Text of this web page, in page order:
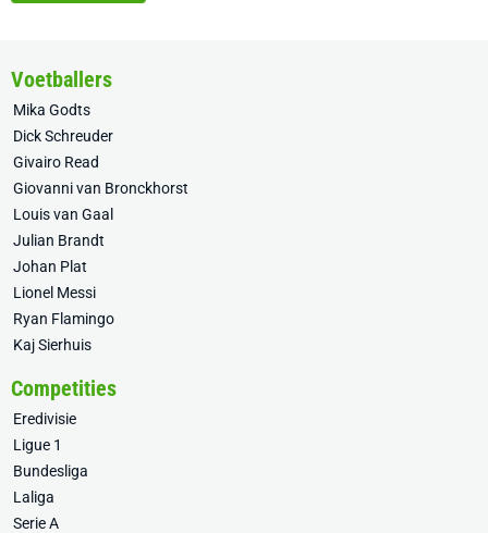
Voetballers
Mika Godts
Dick Schreuder
Givairo Read
Giovanni van Bronckhorst
Louis van Gaal
Julian Brandt
Johan Plat
Lionel Messi
Ryan Flamingo
Kaj Sierhuis
Competities
Eredivisie
Ligue 1
Bundesliga
Laliga
Serie A